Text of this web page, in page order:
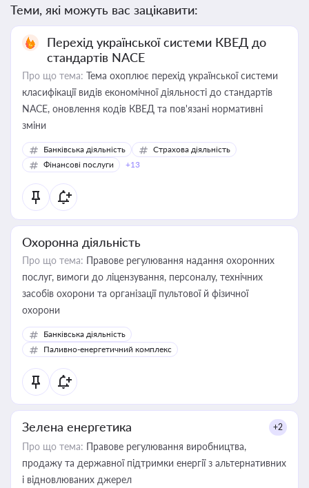
Теми, які можуть вас зацікавити:
Перехід української системи КВЕД до
стандартів NACE
Про що тема: Тема охоплює перехід української системи
класифікації видів економічної діяльності до стандартів
NACE, оновлення кодів КВЕД та пов'язані нормативні
зміни
Банківська діяльність
Страхова діяльність
Фінансові послуги
+13
Охоронна діяльність
Про що тема: Правове регулювання надання охоронних
послуг, вимоги до ліцензування, персоналу, технічних
засобів охорони та організації пультової й фізичної
охорони
Банківська діяльність
Паливно-енергетичний комплекс
Зелена енергетика +2
Про що тема: Правове регулювання виробництва,
продажу та державної підтримки енергії з альтернативних
і відновлюваних джерел